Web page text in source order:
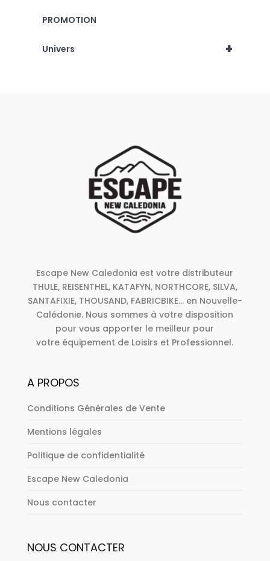
PROMOTION
+
Univers
Escape New Caledonia est votre distributeur
THULE, REISENTHEL, KATAFYN, NORTHCORE, SILVA,
SANTAFIXIE, THOUSAND, FABRICBIKE... en Nouvelle-
Calédonie. Nous sommes à votre disposition
pour vous apporter le meilleur pour
votre équipement de Loisirs et Professionnel.
A PROPOS
Conditions Générales de Vente
Mentions légales
Politique de confidentialité
Escape New Caledonia
Nous contacter
NOUS CONTACTER